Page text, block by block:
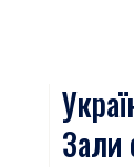
Зали